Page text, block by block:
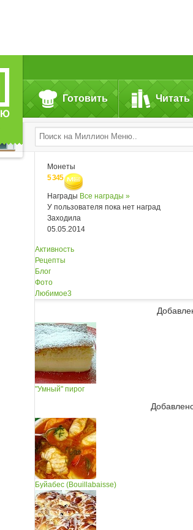
Готовить Читать
Монеты
5 345
Награды Все награды »
У пользователя пока нет наград
Заходила
05.05.2014
Активность
Рецепты
Блог
Фото
Любимое3
"Умный" пирог
Буйабес (Bouillabaisse)